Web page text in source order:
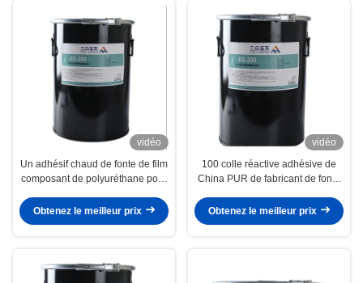
vidéo
Un adhésif chaud de fonte de film
composant de polyuréthane pour
bois
Obtenez le meilleur prix
vidéo
100 colle réactive adhésive de
China PUR de fabricant de fonte
Obtenez le meilleur prix